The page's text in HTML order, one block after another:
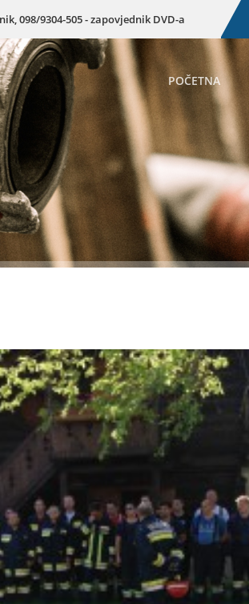
098/9304-505 - zapovjednik DVD-a
POČETNA